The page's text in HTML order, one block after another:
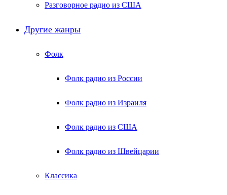
Разговорное радио из США
Другие жанры
Фолк
Фолк радио из России
Фолк радио из Израиля
Фолк радио из США
Фолк радио из Швейцарии
Классика